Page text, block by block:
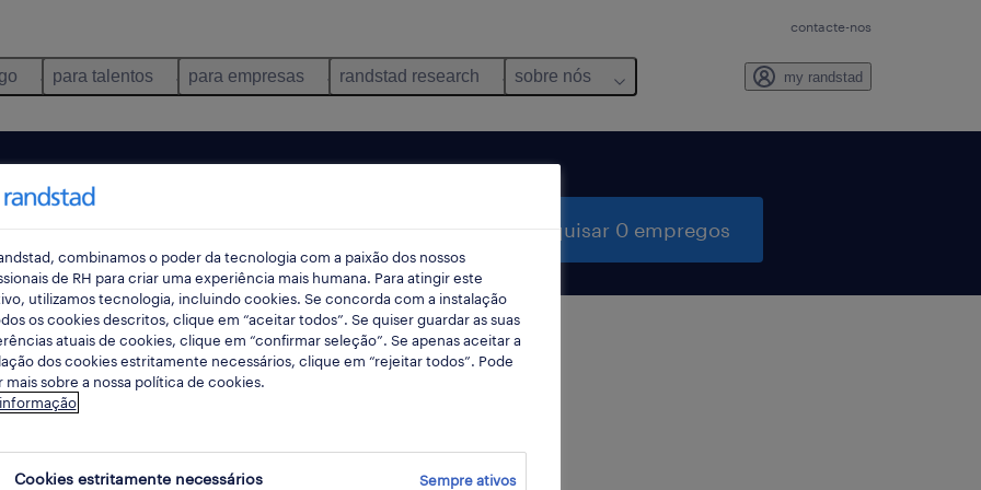
contacte-nos
para talentos para empresas randstad research sobre nós my randstad
pesquisar 0 empregos
resultados para a sua pesquisa.
combinamos o poder da tecnologia com a paixão dos nossos
de RH para criar uma experiência mais humana. Para atingir este
utilizamos tecnologia, incluindo cookies. Se concorda com a instalação
os cookies descritos, clique em “aceitar todos”. Se quiser guardar as suas
atuais de cookies, clique em “confirmar seleção”. Se apenas aceitar a
dos cookies estritamente necessários, clique em “rejeitar todos”. Pode
mais sobre a nossa política de cookies.
Cookies estritamente necessários Sempre ativos